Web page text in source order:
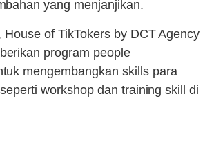
yang menjanjikan.
House of TikTokers by DCT Agency
program people
mengembangkan skills para
workshop dan training skill di